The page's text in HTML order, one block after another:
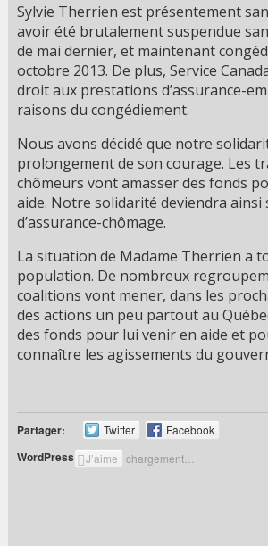
Sylvie Therrien est présentement
avoir été brutalement suspendue
de mai dernier, et maintenant
octobre 2013. De plus, Service
droit aux prestations d’assurance-
raisons du congédiement.
Nous avons décidé que notre
prolongement de son courage. Les
chômeurs vont amasser des fonds
aide. Notre solidarité deviendra ainsi
d’assurance-chômage.
La situation de Madame Therrien a
population. De nombreux
coalitions vont mener, dans les
des actions un peu partout au
des fonds pour lui venir en aide et
connaître les agissements du
Partager: Twitter Facebook
WordPress: J’aime chargement…